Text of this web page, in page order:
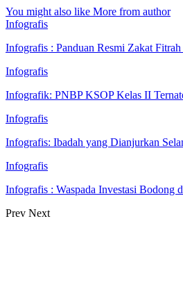
You might also like More from author
Infografis
Infografis : Panduan Resmi Zakat
Infografis
Infografik: PNBP KSOP Kelas II
Infografis
Infografis: Ibadah yang Dianjurkan
Infografis
Infografis : Waspada Investasi Bodong
Prev Next